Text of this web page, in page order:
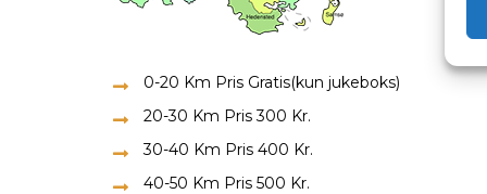
0-20 Km Pris Gratis(kun jukeboks)
20-30 Km Pris 300 Kr.
30-40 Km Pris 400 Kr.
40-50 Km Pris 500 Kr.